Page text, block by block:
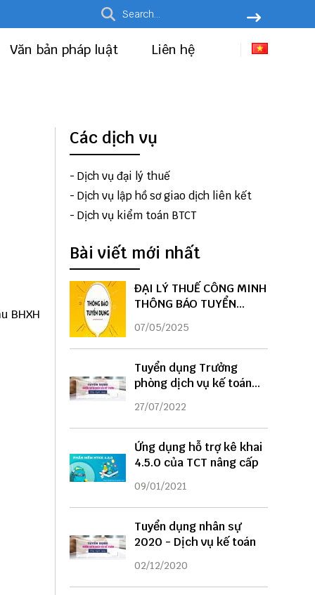
Văn bản pháp luật Liên hệ
BHXH
Các dịch vụ
- Dịch vụ đại lý thuế
- Dịch vụ lập hồ sơ giao dịch liên kết
- Dịch vụ kiểm toán BTCT
Bài viết mới nhất
ĐẠI LÝ THUẾ CÔNG MINH
THÔNG BÁO TUYỂN
DỤNG
07/05/2025
Tuyển dụng Trưởng
phòng dịch vụ kế toán
năm 2022
27/07/2022
Ứng dụng hỗ trợ kê khai
4.5.0 của TCT nâng cấp
09/01/2021
Tuyển dụng nhân sự
2020 - Dịch vụ kế toán
02/12/2020